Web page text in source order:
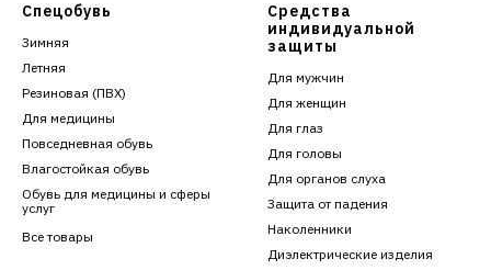
Спецобувь
Зимняя
Летняя
Резиновая (ПВХ)
Для медицины
Повседневная обувь
Влагостойкая обувь
Обувь для медицины и сферы
услуг
Все товары
Средства
индивидуальной
защиты
Для мужчин
Для женщин
Для глаз
Для головы
Для органов слуха
Защита от падения
Наколенники
Диэлектрические изделия